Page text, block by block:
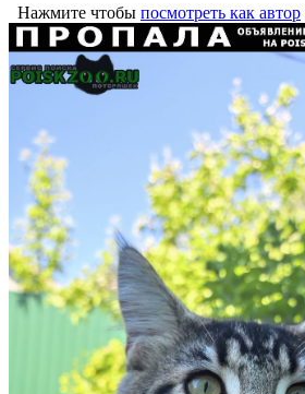
Нажмите чтобы посмотреть как автор